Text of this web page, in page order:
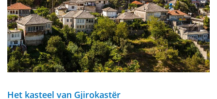
Het kasteel van Gjirokastër